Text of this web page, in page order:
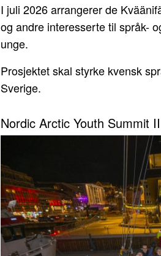
I juli 2026 arrangerer de
og andre interesserte til språk-
unge.
Prosjektet skal styrke kvensk
Sverige.
Nordic Arctic Youth Summit